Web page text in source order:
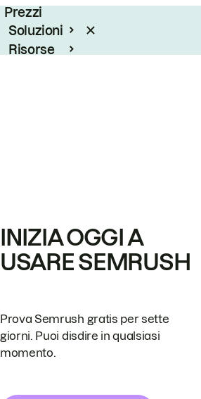
Prezzi
Soluzioni
Risorse
INIZIA OGGI A
USARE SEMRUSH
Prova Semrush gratis per sette
giorni. Puoi disdire in qualsiasi
momento.